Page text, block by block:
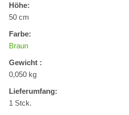
Höhe:
50 cm
Farbe:
Braun
Gewicht :
0,050 kg
Lieferumfang:
1 Stck.